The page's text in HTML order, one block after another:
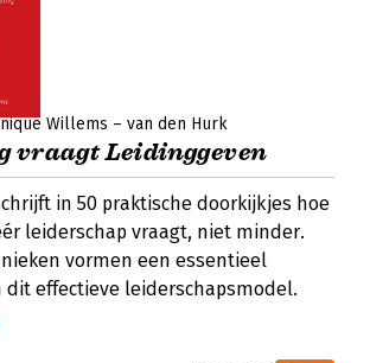
Willems – van den Hurk
vraagt Leidinggeven
in 50 praktische doorkijkjes hoe
leiderschap vraagt, niet minder.
vormen een essentieel
effectieve leiderschapsmodel.